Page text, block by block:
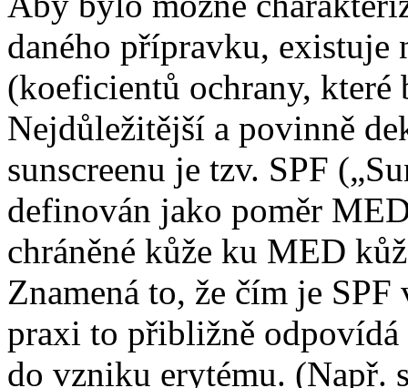
daného přípravku,
(koeficientů ochrany,
Nejdůležitější a povinně
sunscreenu je tzv. SPF
definován jako poměr
chráněné kůže ku MED
Znamená to, že čím je
praxi to přibližně
do vzniku erytému. (Např.